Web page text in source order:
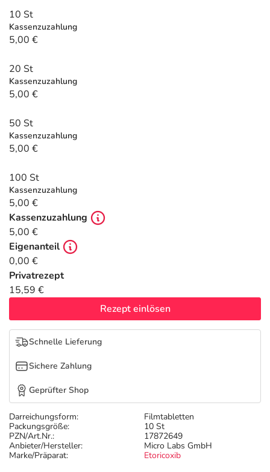
Tierapotheke
Vitamine & Mineralstoffe
Salus Deals
Darreichungsform:
Filmtabletten
Packungsgröße:
10 St
PZN/Art.Nr.:
17872649
Anbieter/Hersteller:
Micro Labs GmbH
Marke/Präparat:
Etoricoxib
10 St
Kassenzuzahlung
5,00 €
20 St
Kassenzuzahlung
5,00 €
50 St
Kassenzuzahlung
5,00 €
100 St
Kassenzuzahlung
5,00 €
Kassenzuzahlung
5,00 €
Eigenanteil
0,00 €
Privatrezept
15,59 €
Rezept einlösen
Schnelle Lieferung
Sichere Zahlung
Geprüfter Shop